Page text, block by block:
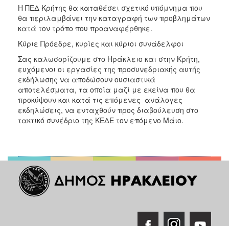
Η ΠΕΔ Κρήτης θα καταθέσει σχετικό υπόμνημα που
θα περιλαμβάνει την καταγραφή των προβλημάτων
κατά τον τρόπο που προαναφέρθηκε.
Κύριε Πρόεδρε, κυρίες και κύριοι συνάδελφοι
Σας καλωσορίζουμε στο Ηράκλειο και στην Κρήτη,
ευχόμενοι οι εργασίες της προσυνεδριακής αυτής
εκδήλωσης να αποδώσουν ουσιαστικά
αποτελέσματα, τα οποία μαζί με εκείνα που θα
προκύψουν και κατά τις επόμενες ανάλογες
εκδηλώσεις, να ενταχθούν προς διαβούλευση στο
τακτικό συνέδριο της ΚΕΔΕ τον επόμενο Μάιο.